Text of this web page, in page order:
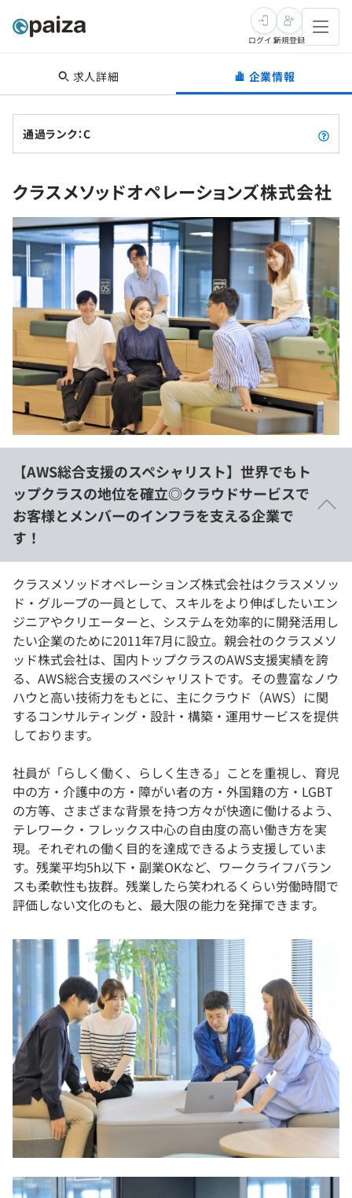
転職・キャリア
転職成功ガイド
転職エージェント
インタビュー
転職成功ガイド
新卒就活
求人検索
本選考
インターン
新卒エージェント
イベント・セミナー
インタビュー
学習
講座一覧
問題集
4択課題
リファレンス
プラン
個人向けプラン
法人向けプラン
契約内容・クーポン
スキルチェック
プログラミング言語
SQL
評価結果一覧
再チャレンジ結果一覧
ゲーム・マンガ
メディア
Tech Team Journal
paiza times
note
paizaとは？
ログイン新規登録
求人詳細 企業情報
通過ランク：C
クラスメソッドオペレーションズ株式会社
【AWS総合支援のスペシャリスト】世界でもト
ップクラスの地位を確立◎クラウドサービスで
お客様とメンバーのインフラを支える企業で
す！
クラスメソッドオペレーションズ株式会社はクラスメソッ
ド・グループの一員として、スキルをより伸ばしたいエン
ジニアやクリエーターと、システムを効率的に開発活用し
たい企業のために2011年7月に設立。親会社のクラスメソ
ッド株式会社は、国内トップクラスのAWS支援実績を誇
る、AWS総合支援のスペシャリストです。その豊富なノウ
ハウと高い技術力をもとに、主にクラウド（AWS）に関
するコンサルティング・設計・構築・運用サービスを提供
しております。
社員が「らしく働く、らしく生きる」ことを重視し、育児
中の方・介護中の方・障がい者の方・外国籍の方・LGBT
の方等、さまざまな背景を持つ方々が快適に働けるよう、
テレワーク・フレックス中心の自由度の高い働き方を実
現。それぞれの働く目的を達成できるよう支援していま
す。残業平均5h以下・副業OKなど、ワークライフバラン
スも柔軟性も抜群。残業したら笑われるくらい労働時間で
評価しない文化のもと、最大限の能力を発揮できます。